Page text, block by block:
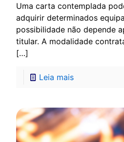
Uma carta contemplada
adquirir determinados
possibilidade não depende
titular. A modalidade
[…]
Leia mais